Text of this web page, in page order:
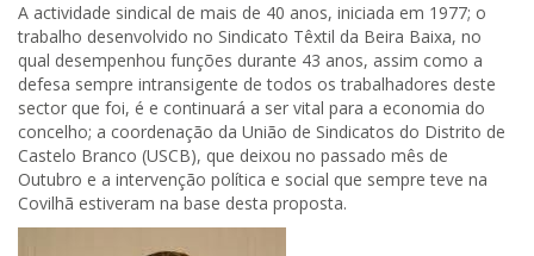
A actividade sindical de mais de 40 anos, iniciada em 1977; o
trabalho desenvolvido no Sindicato Têxtil da Beira Baixa, no
qual desempenhou funções durante 43 anos, assim como a
defesa sempre intransigente de todos os trabalhadores deste
sector que foi, é e continuará a ser vital para a economia do
concelho; a coordenação da União de Sindicatos do Distrito de
Castelo Branco (USCB), que deixou no passado mês de
Outubro e a intervenção política e social que sempre teve na
Covilhã estiveram na base desta proposta.